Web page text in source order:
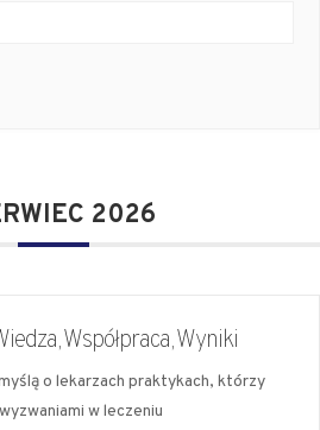
2026
Współpraca, Wyniki
o lekarzach praktykach, którzy
w leczeniu